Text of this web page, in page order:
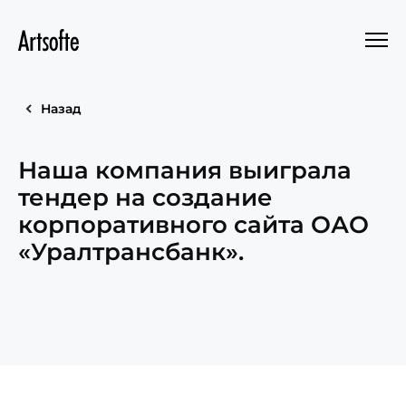
Назад
Наша компания выиграла
тендер на создание
корпоративного сайта ОАО
«Уралтрансбанк».